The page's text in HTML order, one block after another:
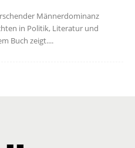
Männerdominanz
in Politik, Literatur und
Buch zeigt....